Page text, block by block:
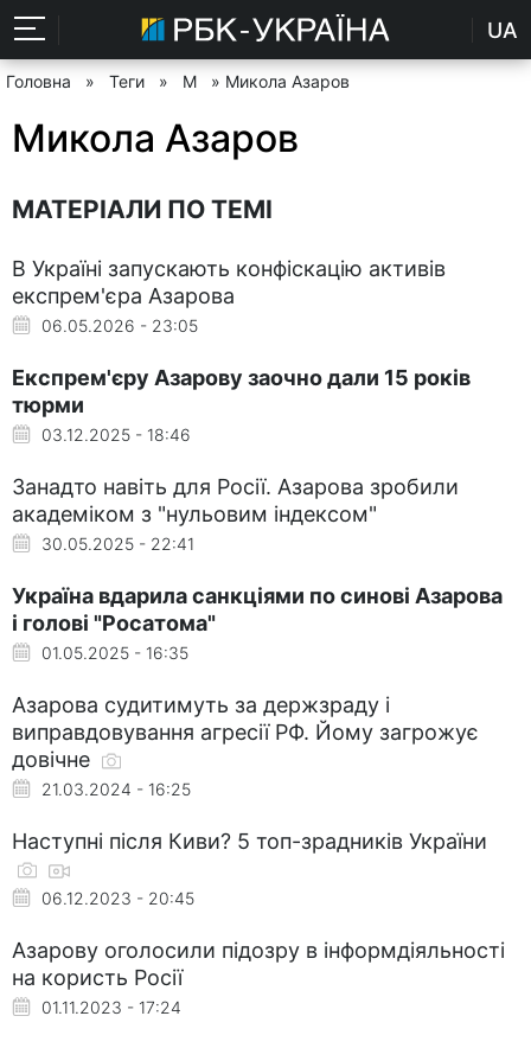
UA
Головна » Теги » М » Микола Азаров
Микола Азаров
МАТЕРІАЛИ ПО ТЕМІ
В Україні запускають конфіскацію активів
експрем'єра Азарова
06.05.2026 - 23:05
Експрем'єру Азарову заочно дали 15 років
тюрми
03.12.2025 - 18:46
Занадто навіть для Росії. Азарова зробили
академіком з "нульовим індексом"
30.05.2025 - 22:41
Україна вдарила санкціями по синові Азарова
і голові "Росатома"
01.05.2025 - 16:35
Азарова судитимуть за держзраду і
виправдовування агресії РФ. Йому загрожує
довічне
21.03.2024 - 16:25
Наступні після Киви? 5 топ-зрадників України
06.12.2023 - 20:45
Азарову оголосили підозру в інформдіяльності
на користь Росії
01.11.2023 - 17:24